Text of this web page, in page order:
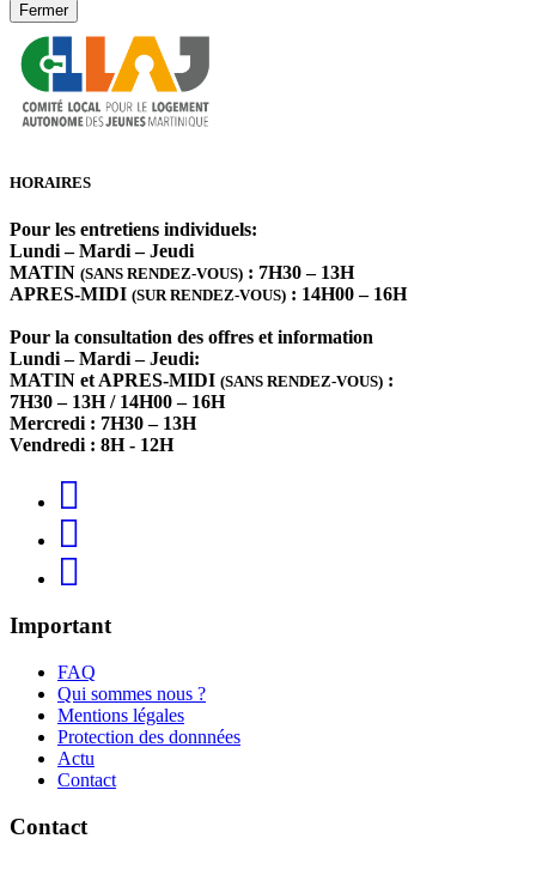
Fermer
HORAIRES
Pour les entretiens individuels:
Lundi – Mardi – Jeudi
MATIN (SANS RENDEZ-VOUS) : 7H30 – 13H
APRES-MIDI (SUR RENDEZ-VOUS) : 14H00 – 16H
Pour la consultation des offres et information
Lundi – Mardi – Jeudi:
MATIN et APRES-MIDI (SANS RENDEZ-VOUS) :
7H30 – 13H / 14H00 – 16H
Mercredi : 7H30 – 13H
Vendredi : 8H - 12H
Important
FAQ
Qui sommes nous ?
Mentions légales
Protection des donnnées
Actu
Contact
Contact